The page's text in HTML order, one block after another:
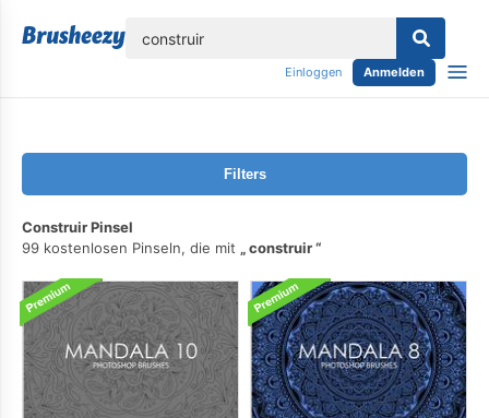
Einloggen Anmelden
Filters
Construir Pinsel
99 kostenlosen Pinseln, die mit
construir